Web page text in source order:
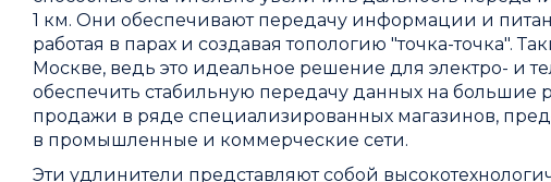
1 км. Они обеспечивают передачу информации и
работая в парах и создавая топологию "точка-точка".
Москве, ведь это идеальное решение для электро- и
обеспечить стабильную передачу данных на большие
продажи в ряде специализированных магазинов,
в промышленные и коммерческие сети.
Эти удлинители представляют собой